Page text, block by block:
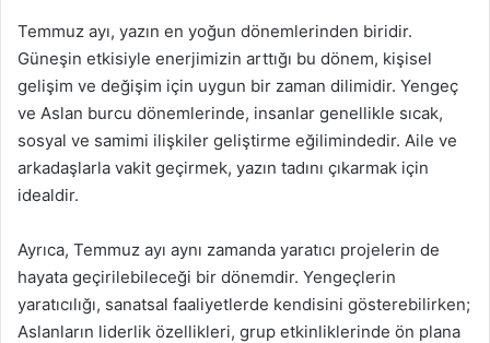
Temmuz ayı, yazın en yoğun dönemlerinden biridir.
Güneşin etkisiyle enerjimizin arttığı bu dönem, kişisel
gelişim ve değişim için uygun bir zaman dilimidir. Yengeç
ve Aslan burcu dönemlerinde, insanlar genellikle sıcak,
sosyal ve samimi ilişkiler geliştirme eğilimindedir. Aile ve
arkadaşlarla vakit geçirmek, yazın tadını çıkarmak için
idealdir.
Ayrıca, Temmuz ayı aynı zamanda yaratıcı projelerin de
hayata geçirilebileceği bir dönemdir. Yengeçlerin
yaratıcılığı, sanatsal faaliyetlerde kendisini gösterebilirken;
Aslanların liderlik özellikleri, grup etkinliklerinde ön plana